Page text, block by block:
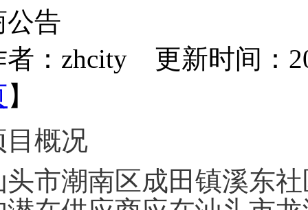
公告
者：zhcity 更新时间：
】
目概况
头市潮南区成田镇溪东